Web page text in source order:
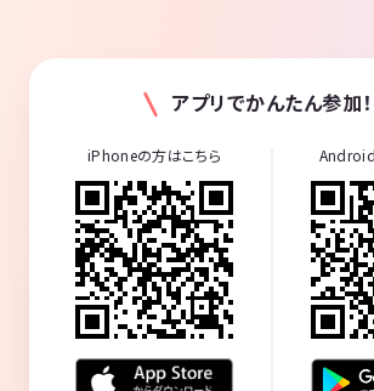
アプリでかんたん参加！
iPhoneの方はこちら